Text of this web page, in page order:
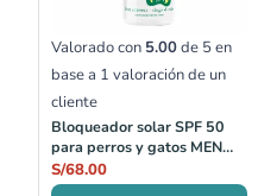
Valorado con 5.00de 5 en
base a 1 valoración de un
cliente
Bloqueador solar SPF 50
para perros y gatos MEN
FOR SAN
S/68.00